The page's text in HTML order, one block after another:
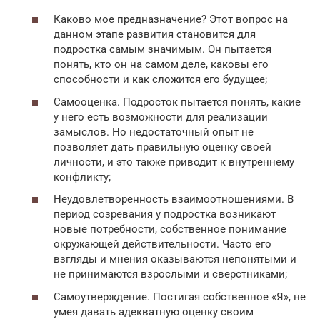
Каково мое предназначение? Этот вопрос на
данном этапе развития становится для
подростка самым значимым. Он пытается
понять, кто он на самом деле, каковы его
способности и как сложится его будущее;
Самооценка. Подросток пытается понять, какие
у него есть возможности для реализации
замыслов. Но недостаточный опыт не
позволяет дать правильную оценку своей
личности, и это также приводит к внутреннему
конфликту;
Неудовлетворенность взаимоотношениями. В
период созревания у подростка возникают
новые потребности, собственное понимание
окружающей действительности. Часто его
взгляды и мнения оказываются непонятыми и
не принимаются взрослыми и сверстниками;
Самоутверждение. Постигая собственное «Я», не
умея давать адекватную оценку своим